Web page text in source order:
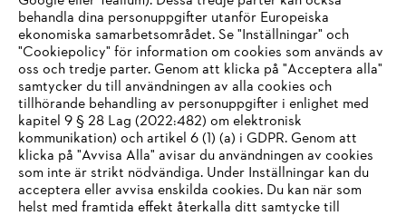
Information för leverantörer
Produkter
Kontakt
Karriär
System för visselblåsare
behandla dina personuppgifter utanför Europeiska
ekonomiska samarbetsområdet. Se "Inställningar" och
"Cookiepolicy" för information om cookies som används av
oss och tredje parter. Genom att klicka på "Acceptera alla"
samtycker du till användningen av alla cookies och
tillhörande behandling av personuppgifter i enlighet med
kapitel 9 § 28 Lag (2022:482) om elektronisk
kommunikation) och artikel 6 (1) (a) i GDPR. Genom att
klicka på "Avvisa Alla" avisar du användningen av cookies
som inte är strikt nödvändiga. Under Inställningar kan du
acceptera eller avvisa enskilda cookies. Du kan när som
helst med framtida effekt återkalla ditt samtycke till